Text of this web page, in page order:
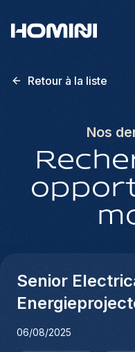
Retour à la liste
Nos
Senior
06/08/2025